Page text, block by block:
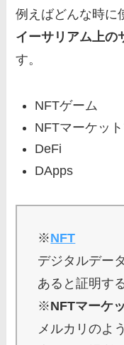
例えばどんな時に
イーサリアム上の
す。
NFTゲーム
NFTマーケッ
DeFi
DApps
※NFT
デジタルデー
あると証明す
※NFTマーケ
メルカリのよ